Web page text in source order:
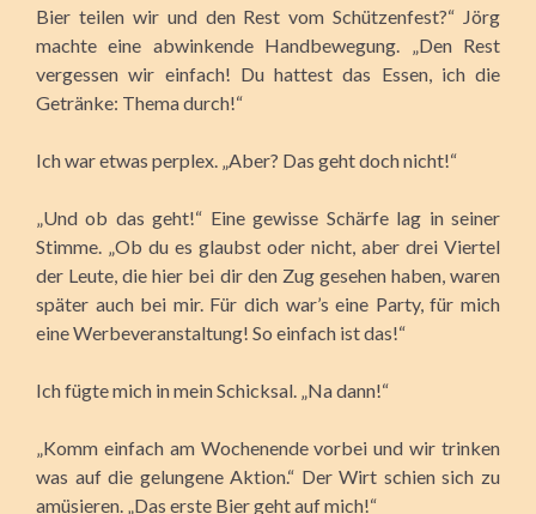
Bier teilen wir und den Rest vom Schützenfest?“ Jörg
machte eine abwinkende Handbewegung. „Den Rest
vergessen wir einfach! Du hattest das Essen, ich die
Getränke: Thema durch!“
Ich war etwas perplex. „Aber? Das geht doch nicht!“
„Und ob das geht!“ Eine gewisse Schärfe lag in seiner
Stimme. „Ob du es glaubst oder nicht, aber drei Viertel
der Leute, die hier bei dir den Zug gesehen haben, waren
später auch bei mir. Für dich war’s eine Party, für mich
eine Werbeveranstaltung! So einfach ist das!“
Ich fügte mich in mein Schicksal. „Na dann!“
„Komm einfach am Wochenende vorbei und wir trinken
was auf die gelungene Aktion.“ Der Wirt schien sich zu
amüsieren. „Das erste Bier geht auf mich!“